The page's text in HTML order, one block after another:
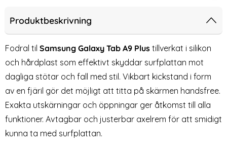
Fodral SmartCase Marble
Tab A11 Plus/A9 Plus Skal 360 Shockproof Hybrid Kickstand
Samsung Galaxy Tab A11 Plus
Samsung Galaxy Tab A11 Plus /2-
Produktbeskrivning
Fodral til Samsung Galaxy Tab A9 Plus tillverkat i silikon
och hårdplast som effektivt skyddar surfplattan mot
dagliga stötar och fall med stil. Vikbart kickstand i form
av en fjäril gör det möjligt att titta på skärmen handsfree.
Exakta utskärningar och öppningar ger åtkomst till alla
funktioner. Avtagbar och justerbar axelrem för att smidigt
kunna ta med surfplattan.